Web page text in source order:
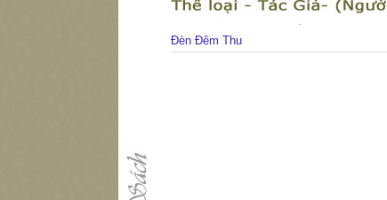
Đèn Đêm Thu